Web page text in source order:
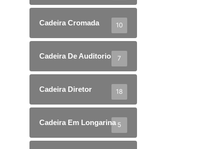
Cadeira Cromada 10
Cadeira De Auditorio 7
Cadeira Diretor 18
Cadeira Em Longarina 5